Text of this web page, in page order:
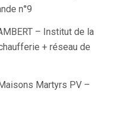
n°9
– Institut de la
+ réseau de
Martyrs PV –